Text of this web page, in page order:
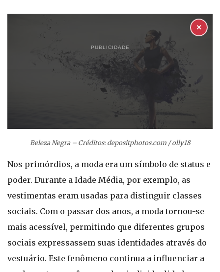
PUBLICIDADE
✕
Beleza Negra – Créditos: depositphotos.com / olly18
Nos primórdios, a moda era um símbolo de status e
poder. Durante a Idade Média, por exemplo, as
vestimentas eram usadas para distinguir classes
sociais. Com o passar dos anos, a moda tornou-se
mais acessível, permitindo que diferentes grupos
sociais expressassem suas identidades através do
vestuário. Este fenômeno continua a influenciar a